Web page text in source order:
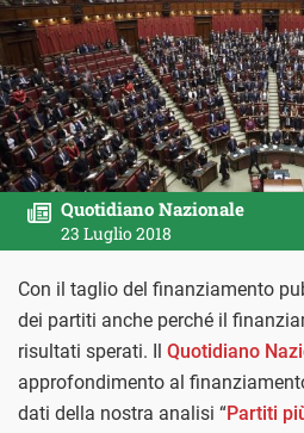
Quotidiano Nazionale
23 Luglio 2018
Con il taglio del finanziamento
dei partiti anche perché il
risultati sperati. Il Quotidiano
approfondimento al
dati della nostra analisi “Partiti